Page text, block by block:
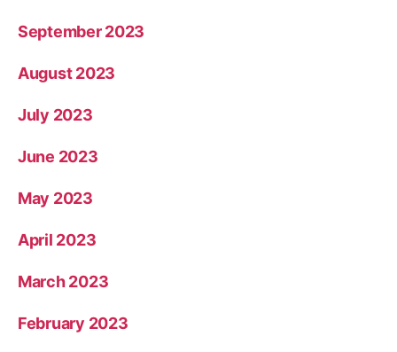
September 2023
August 2023
July 2023
June 2023
May 2023
April 2023
March 2023
February 2023